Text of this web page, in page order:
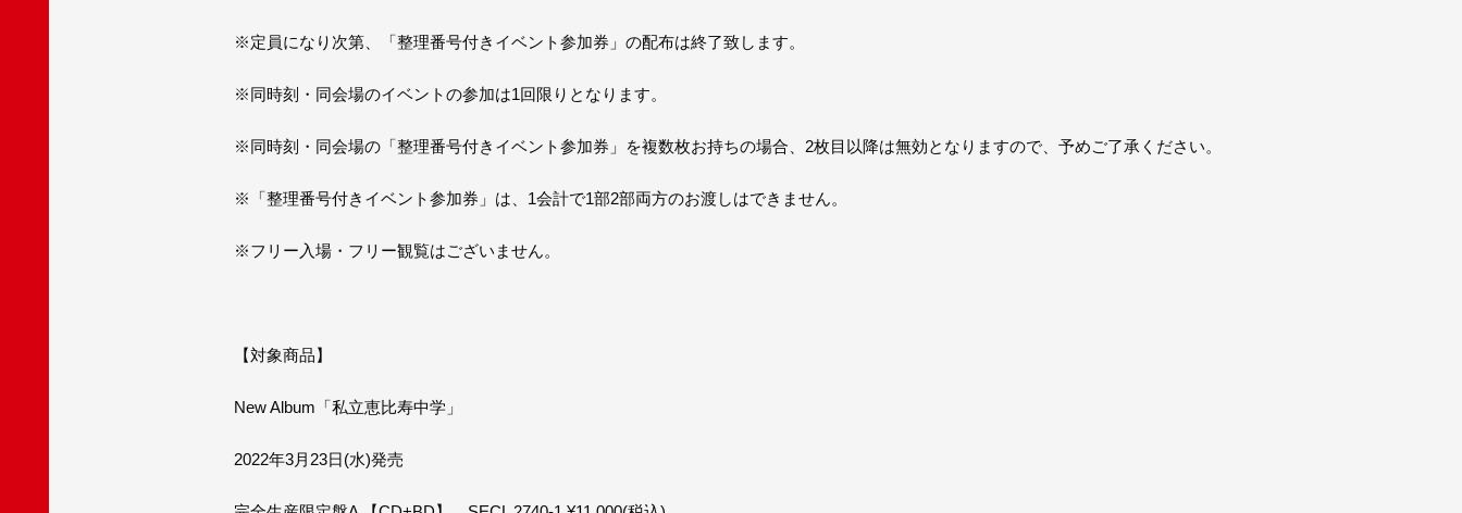
※定員になり次第、「整理番号付きイベント参加券」の配布は終了致します。
※同時刻・同会場のイベントの参加は1回限りとなります。
※同時刻・同会場の「整理番号付きイベント参加券」を複数枚お持ちの場合、2枚目以降は無効となりますので、予めご了承ください。
※「整理番号付きイベント参加券」は、1会計で1部2部両方のお渡しはできません。
※フリー入場・フリー観覧はございません。
【対象商品】
New Album「私立恵比寿中学」
2022年3月23日(水)発売